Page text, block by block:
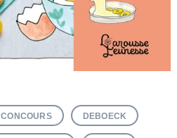
CONCOURS DEBOECK